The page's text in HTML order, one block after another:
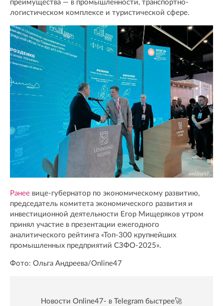
преимущества — в промышленности, транспортно-
логистическом комплексе и туристической сфере.
Ранее вице-губернатор по экономическому развитию,
председатель комитета экономического развития и
инвестиционной деятельности Егор Мищеряков утром
принял участие в презентации ежегодного
аналитического рейтинга «Топ-300 крупнейших
промышленных предприятий СЗФО-2025».
Фото: Ольга Андреева/Online47
Новости Online47- в Telegram быстрее🚀